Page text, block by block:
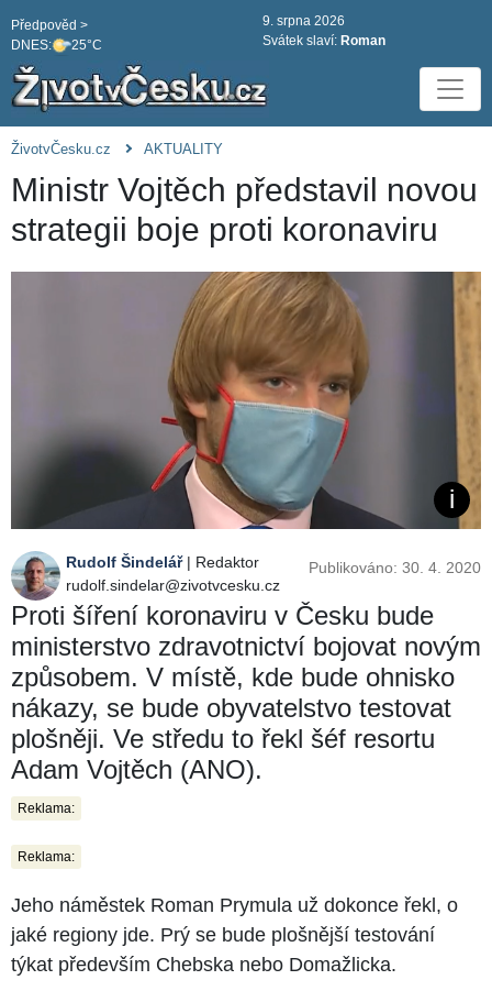
DNES: 25°C
Předpověd >
9. srpna 2026
Svátek slaví: Roman
ŽivotvČesku.cz AKTUALITY
Ministr Vojtěch představil novou
strategii boje proti koronaviru
Rudolf Šindelář| Redaktor
rudolf.sindelar@zivotvcesku.cz
Publikováno: 30. 4. 2020
Proti šíření koronaviru v Česku bude
ministerstvo zdravotnictví bojovat novým
způsobem. V místě, kde bude ohnisko
nákazy, se bude obyvatelstvo testovat
plošněji. Ve středu to řekl šéf resortu
Adam Vojtěch (ANO).
Reklama:
Reklama:
Jeho náměstek Roman Prymula už dokonce řekl, o
jaké regiony jde. Prý se bude plošnější testování
týkat především Chebska nebo Domažlicka.